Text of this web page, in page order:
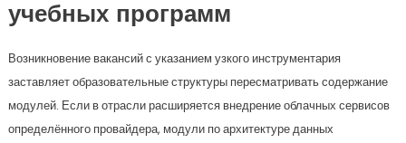
учебных программ
Возникновение вакансий с указанием узкого инструментария
заставляет образовательные структуры пересматривать содержание
модулей. Если в отрасли расширяется внедрение облачных сервисов
определённого провайдера, модули по архитектуре данных